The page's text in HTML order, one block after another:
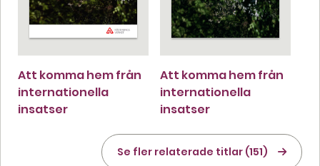
Att komma hem från
internationella
insatser
Att komma hem från
internationella
insatser
Se fler relaterade titlar (151)